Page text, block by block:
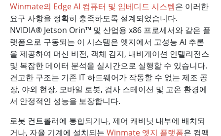
Winmate의 Edge AI 컴퓨터 및 임베디드 시스템은 이러한
요구 사항을 정확히 충족하도록 설계되었습니다.
NVIDIA® Jetson Orin™ 및 산업용 x86 프로세서와 같은 플
랫폼으로 구동되는 이 시스템은 엣지에서 고성능 AI 추론
을 제공하여 머신 비전, 객체 감지, 내비게이션 인텔리전스
및 복잡한 데이터 분석을 실시간으로 실행할 수 있습니다.
견고한 구조는 기존 IT 하드웨어가 작동할 수 없는 제조 공
장, 야외 현장, 모바일 로봇, 검사 스테이션 및 고온 환경에
서 안정적인 성능을 보장합니다.
로봇 컨트롤러에 통합되거나, 제어 캐비닛 내부에 배치되
거나, 자율 기계에 설치되는 Winmate 엣지 플랫폼은 컴팩